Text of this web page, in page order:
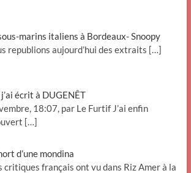
marins italiens à Bordeaux- Snoopy
republions aujourd’hui des extraits […]
écrit à DUGENÊT
18:07, par Le Furtif J’ai enfin
[…]
d’une mondina
critiques français ont vu dans Riz Amer à la